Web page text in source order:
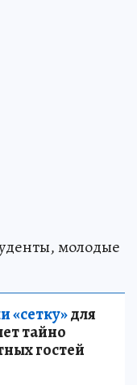
молодые
«сетку»для
тайно
гостей